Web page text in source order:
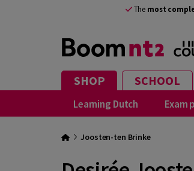
The most
SHOP SCHOOL
Learning Dutch Exam
Joosten-ten Brinke